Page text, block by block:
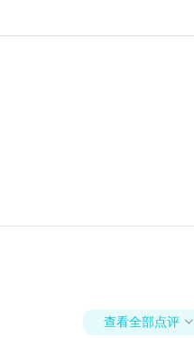
查看全部点评 